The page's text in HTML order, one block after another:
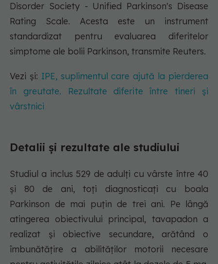
Disorder Society - Unified Parkinson's Disease
Rating Scale. Acesta este un instrument
standardizat pentru evaluarea diferitelor
simptome ale bolii Parkinson, transmite Reuters.
Vezi și: IPE, suplimentul care ajută la pierderea
în greutate. Rezultate diferite între tineri și
vârstnici
Detalii și rezultate ale studiului
Studiul a inclus 529 de adulți cu vârste între 40
și 80 de ani, toți diagnosticați cu boala
Parkinson de mai puțin de trei ani. Pe lângă
atingerea obiectivului principal, tavapadon a
realizat și obiective secundare, arătând o
îmbunătățire a abilităților motorii necesare